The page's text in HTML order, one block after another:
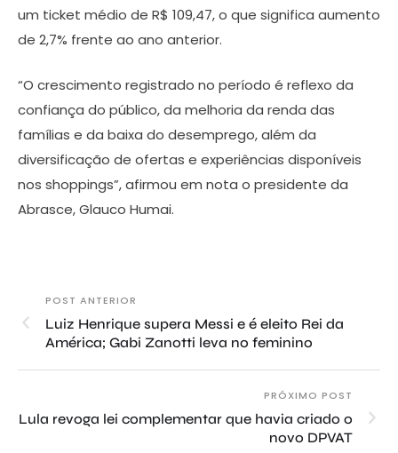
um ticket médio de R$ 109,47, o que significa aumento
de 2,7% frente ao ano anterior.
“O crescimento registrado no período é reflexo da
confiança do público, da melhoria da renda das
famílias e da baixa do desemprego, além da
diversificação de ofertas e experiências disponíveis
nos shoppings”, afirmou em nota o presidente da
Abrasce, Glauco Humai.
POST ANTERIOR
Luiz Henrique supera Messi e é eleito Rei da
América; Gabi Zanotti leva no feminino
PRÓXIMO POST
Lula revoga lei complementar que havia criado o
novo DPVAT